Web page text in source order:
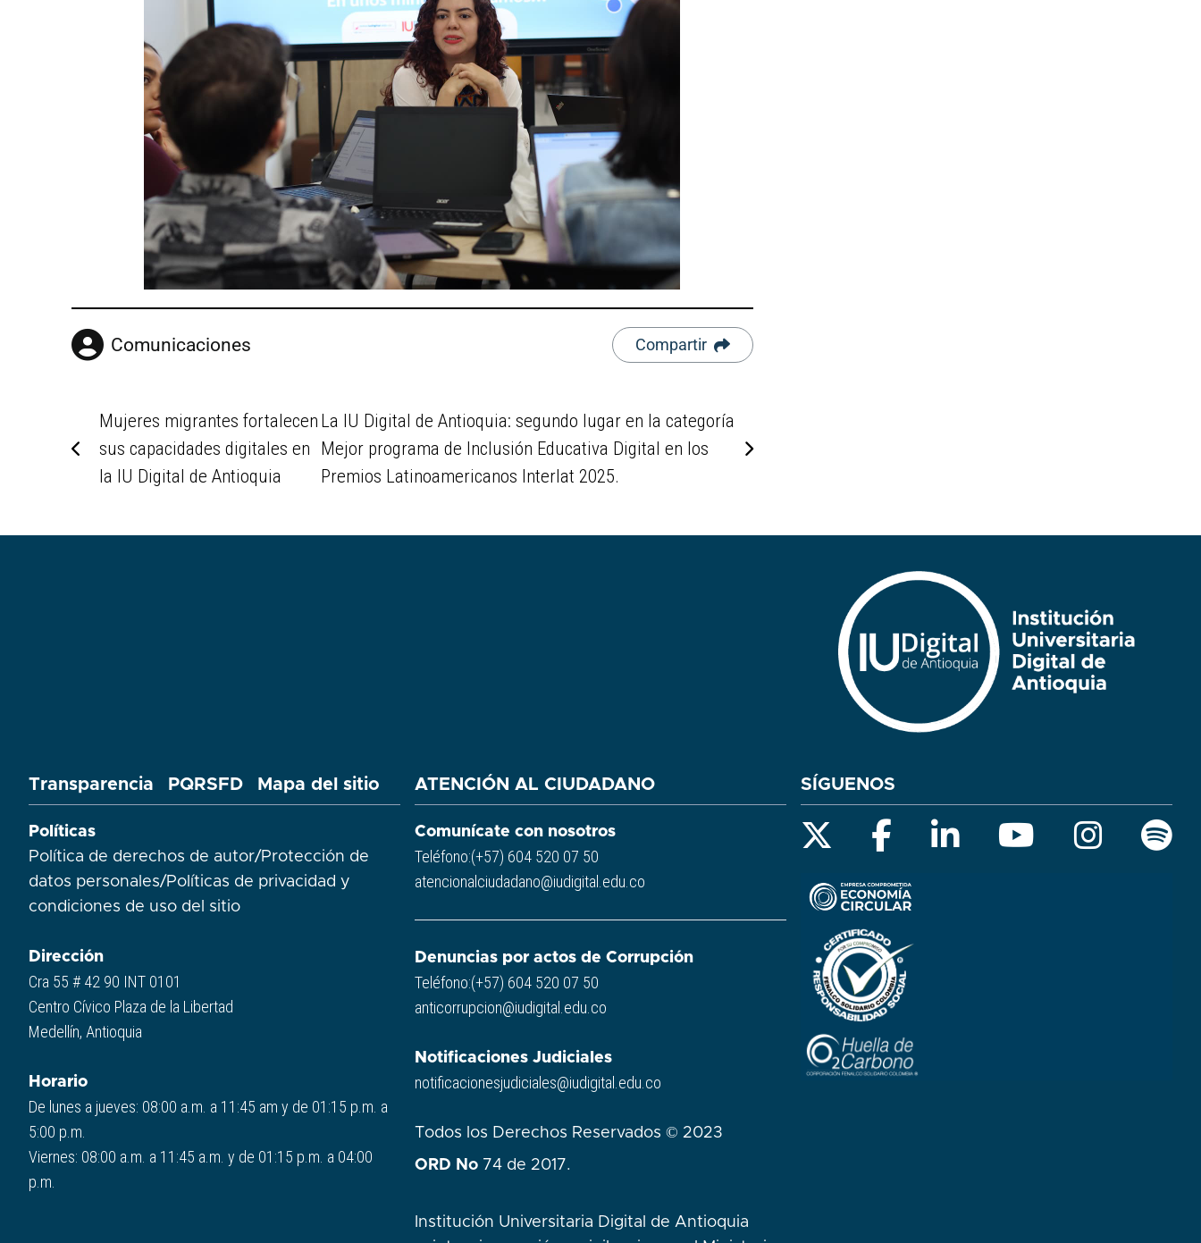
Comunicaciones Compartir
Mujeres migrantes fortalecen
sus capacidades digitales en
la IU Digital de Antioquia
La IU Digital de Antioquia: segundo lugar en la categoría
Mejor programa de Inclusión Educativa Digital en los
Premios Latinoamericanos Interlat 2025.
Transparencia PQRSFD Mapa del sitio
Políticas
Política de derechos de autor/Protección de
datos personales/Políticas de privacidad y
condiciones de uso del sitio​
Dirección
Cra 55 # 42 90 INT 0101
Centro Cívico Plaza de la Libertad
Medellín, Antioquia
Horario
De lunes a jueves: 08:00 a.m. a 11:45 am y de 01:15 p.m. a
5:00 p.m.
Viernes: 08:00 a.m. a 11:45 a.m. y de 01:15 p.m. a 04:00
p.m.
ATENCIÓN AL CIUDADANO
Comunícate con nosotros
Teléfono:(+57) 604 520 07 50
atencionalciudadano@iudigital.edu.co
Denuncias por actos de Corrupción
Teléfono:(+57) 604 520 07 50
anticorrupcion@iudigital.edu.co
Notificaciones Judiciales
notificacionesjudiciales@iudigital.edu.co
Todos los Derechos Reservados © 2023
ORD No 74 de 2017.
Institución Universitaria Digital de Antioquia
SÍGUENOS